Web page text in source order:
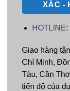
XÁC -
Giao hàng
Chí Minh,
Tàu, Cần
tiến độ của